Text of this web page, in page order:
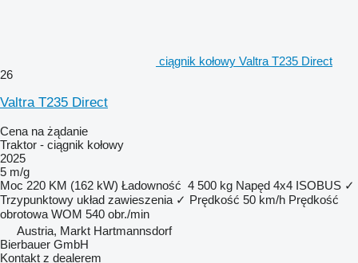
ciągnik kołowy Valtra T235 Direct
26
Valtra T235 Direct
Cena na żądanie
Traktor - ciągnik kołowy
2025
5 m/g
Moc 220 KM (162 kW) Ładowność 4 500 kg Napęd 4x4 ISOBUS ✓
Trzypunktowy układ zawieszenia ✓ Prędkość 50 km/h Prędkość
obrotowa WOM 540 obr./min
Austria, Markt Hartmannsdorf
Bierbauer GmbH
Kontakt z dealerem